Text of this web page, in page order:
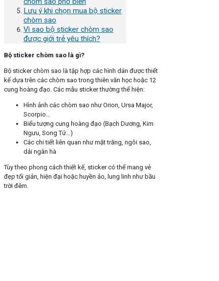
Lưu ý khi chọn mua bộ sticker
chòm sao
Vì sao bộ sticker chòm sao
được giới trẻ yêu thích?
Bộ sticker chòm sao là gì?
Bộ sticker chòm sao là tập hợp các hình dán được thiết
kế dựa trên các chòm sao trong thiên văn học hoặc 12
cung hoàng đạo. Các mẫu sticker thường thể hiện:
Hình ảnh các chòm sao như Orion, Ursa Major,
Scorpio…
Biểu tượng cung hoàng đạo (Bạch Dương, Kim
Ngưu, Song Tử…)
Các chi tiết liên quan như mặt trăng, ngôi sao,
dải ngân hà
Tùy theo phong cách thiết kế, sticker có thể mang vẻ
đẹp tối giản, hiện đại hoặc huyền ảo, lung linh như bầu
trời đêm.